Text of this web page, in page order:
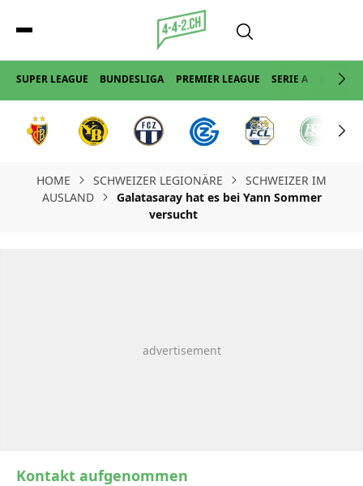
SUPER LEAGUE BUNDESLIGA PREMIER LEAGUE SERIE A LA LIGA
HOME SCHWEIZER LEGIONÄRE
SCHWEIZER IM
AUSLAND
Galatasaray hat es bei Yann Sommer
versucht
Kontakt aufgenommen